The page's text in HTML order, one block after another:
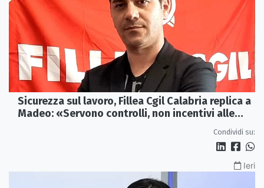
Sicurezza sul lavoro, Fillea Cgil Calabria replica a
Madeo: «Servono controlli, non incentivi alle
Condividi su:
Ieri